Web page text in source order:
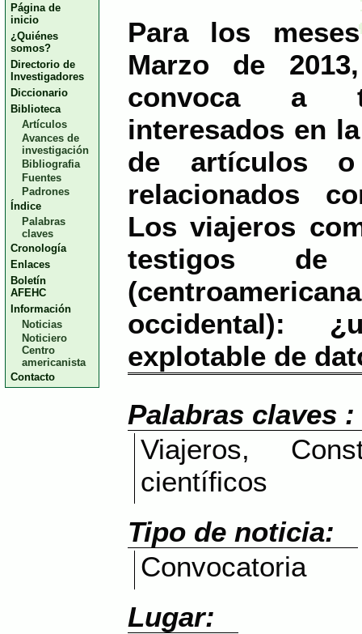
Página de
inicio
¿Quiénes
somos?
Directorio de
Investigadores
Diccionario
Biblioteca
Artículos
Avances de
investigación
Bibliografia
Fuentes
Padrones
Índice
Palabras
claves
Cronología
Enlaces
Boletín
AFEHC
Información
Noticias
Noticiero
Centro
americanista
Contacto
Para los
Marzo de
convoca a
interesados en
de artículos o
relacionados
Los viajeros
testigos de
occidental):
explotable de
Palabras claves :
Viajeros,
científicos
Tipo de noticia:
Convocatoria
Lugar: